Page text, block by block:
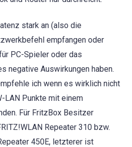
stark an (also die
empfangen oder
PC-Spieler oder das
negative Auswirkungen haben.
ich wenn es wirklich nicht
LAN Punkte mit einem
Für FritzBox Besitzer
Repeater 310 bzw.
450E, letzterer ist